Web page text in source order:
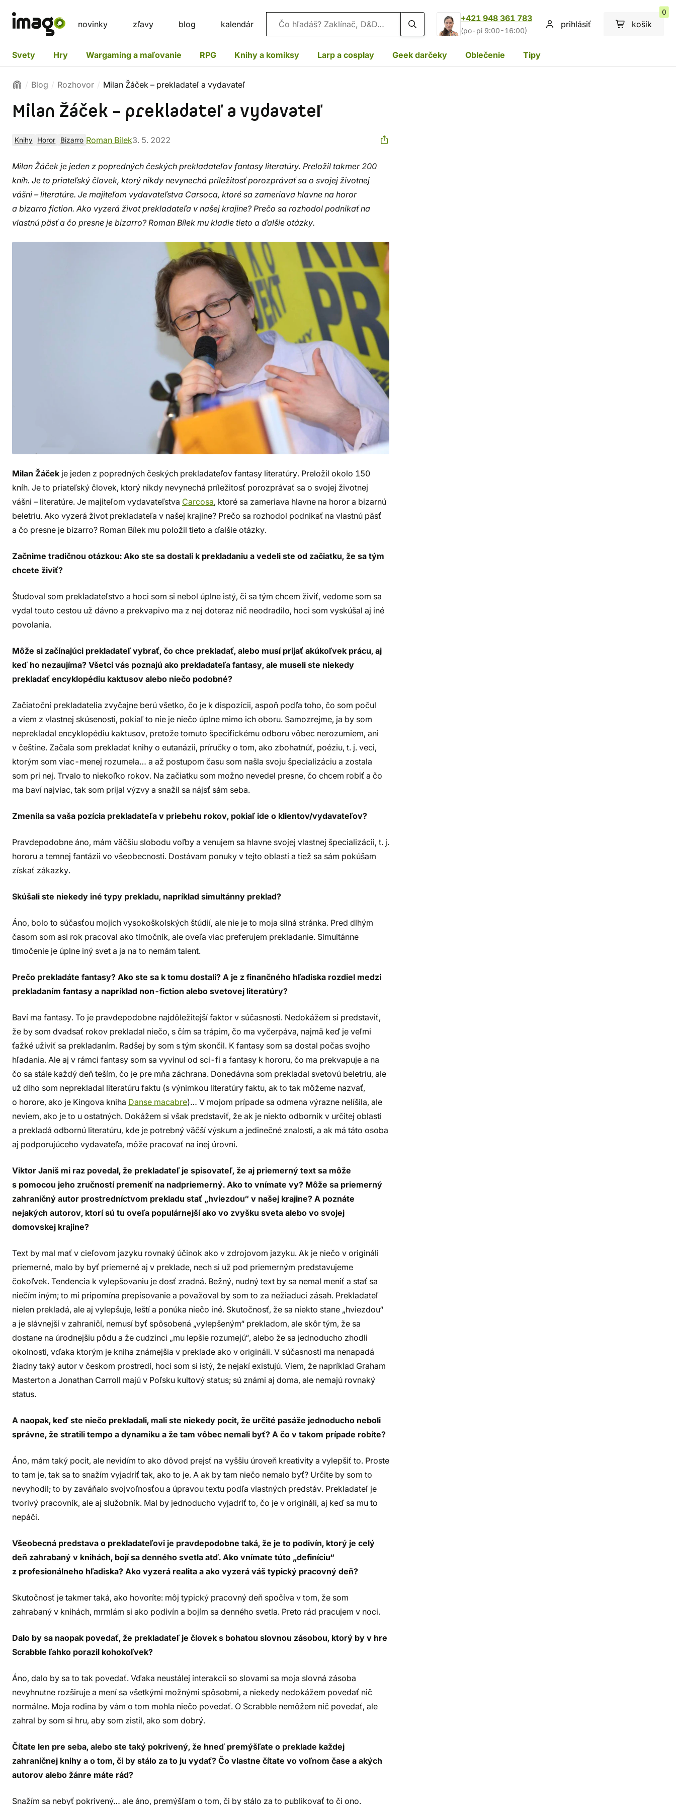
novinky zľavy blog kalendár Vyhľadávanie
+421 948 361 783
(po-pi 9:00-16:00)
prihlásiť košík
0
Svety Hry Wargaming a maľovanie RPG Knihy a komiksy Larp a cosplay Geek darčeky Oblečenie Tipy
Blog Rozhovor Milan Žáček – prekladateľ a vydavateľ
Milan Žáček – prekladateľ a vydavateľ
Knihy Horor Bizarro Roman Bílek3. 5. 2022
Milan Žáček je jeden z popredných českých prekladateľov fantasy literatúry. Preložil takmer 200
kníh. Je to priateľský človek, ktorý nikdy nevynechá príležitosť porozprávať sa o svojej životnej
vášni – literatúre. Je majiteľom vydavateľstva Carsoca, ktoré sa zameriava hlavne na horor
a bizarro fiction. Ako vyzerá život prekladateľa v našej krajine? Prečo sa rozhodol podnikať na
vlastnú päsť a čo presne je bizarro? Roman Bílek mu kladie tieto a ďalšie otázky.
Milan Žáček je jeden z popredných českých prekladateľov fantasy literatúry. Preložil okolo 150
kníh. Je to priateľský človek, ktorý nikdy nevynechá príležitosť porozprávať sa o svojej životnej
vášni – literatúre. Je majiteľom vydavateľstva Carcosa, ktoré sa zameriava hlavne na horor a bizarnú
beletriu. Ako vyzerá život prekladateľa v našej krajine? Prečo sa rozhodol podnikať na vlastnú päsť
a čo presne je bizarro? Roman Bílek mu položil tieto a ďalšie otázky.
Začnime tradičnou otázkou: Ako ste sa dostali k prekladaniu a vedeli ste od začiatku, že sa tým
chcete živiť?
Študoval som prekladateľstvo a hoci som si nebol úplne istý, či sa tým chcem živiť, vedome som sa
vydal touto cestou už dávno a prekvapivo ma z nej doteraz nič neodradilo, hoci som vyskúšal aj iné
povolania.
Môže si začínajúci prekladateľ vybrať, čo chce prekladať, alebo musí prijať akúkoľvek prácu, aj
keď ho nezaujíma? Všetci vás poznajú ako prekladateľa fantasy, ale museli ste niekedy
prekladať encyklopédiu kaktusov alebo niečo podobné?
Začiatoční prekladatelia zvyčajne berú všetko, čo je k dispozícii, aspoň podľa toho, čo som počul
a viem z vlastnej skúsenosti, pokiaľ to nie je niečo úplne mimo ich oboru. Samozrejme, ja by som
neprekladal encyklopédiu kaktusov, pretože tomuto špecifickému odboru vôbec nerozumiem, ani
v češtine. Začala som prekladať knihy o eutanázii, príručky o tom, ako zbohatnúť, poéziu, t. j. veci,
ktorým som viac-menej rozumela… a až postupom času som našla svoju špecializáciu a zostala
som pri nej. Trvalo to niekoľko rokov. Na začiatku som možno nevedel presne, čo chcem robiť a čo
ma baví najviac, tak som prijal výzvy a snažil sa nájsť sám seba.
Zmenila sa vaša pozícia prekladateľa v priebehu rokov, pokiaľ ide o klientov/vydavateľov?
Pravdepodobne áno, mám väčšiu slobodu voľby a venujem sa hlavne svojej vlastnej špecializácii, t. j.
hororu a temnej fantázii vo všeobecnosti. Dostávam ponuky v tejto oblasti a tiež sa sám pokúšam
získať zákazky.
Skúšali ste niekedy iné typy prekladu, napríklad simultánny preklad?
Áno, bolo to súčasťou mojich vysokoškolských štúdií, ale nie je to moja silná stránka. Pred dlhým
časom som asi rok pracoval ako tlmočník, ale oveľa viac preferujem prekladanie. Simultánne
tlmočenie je úplne iný svet a ja na to nemám talent.
Prečo prekladáte fantasy? Ako ste sa k tomu dostali? A je z finančného hľadiska rozdiel medzi
prekladaním fantasy a napríklad non-fiction alebo svetovej literatúry?
Baví ma fantasy. To je pravdepodobne najdôležitejší faktor v súčasnosti. Nedokážem si predstaviť,
že by som dvadsať rokov prekladal niečo, s čím sa trápim, čo ma vyčerpáva, najmä keď je veľmi
ťažké uživiť sa prekladaním. Radšej by som s tým skončil. K fantasy som sa dostal počas svojho
hľadania. Ale aj v rámci fantasy som sa vyvinul od sci-fi a fantasy k hororu, čo ma prekvapuje a na
čo sa stále každý deň teším, čo je pre mňa záchrana. Donedávna som prekladal svetovú beletriu, ale
už dlho som neprekladal literatúru faktu (s výnimkou literatúry faktu, ak to tak môžeme nazvať,
o horore, ako je Kingova kniha Danse macabre)… V mojom prípade sa odmena výrazne nelíšila, ale
neviem, ako je to u ostatných. Dokážem si však predstaviť, že ak je niekto odborník v určitej oblasti
a prekladá odbornú literatúru, kde je potrebný väčší výskum a jedinečné znalosti, a ak má táto osoba
aj podporujúceho vydavateľa, môže pracovať na inej úrovni.
Viktor Janiš mi raz povedal, že prekladateľ je spisovateľ, že aj priemerný text sa môže
s pomocou jeho zručností premeniť na nadpriemerný. Ako to vnímate vy? Môže sa priemerný
zahraničný autor prostredníctvom prekladu stať „hviezdou“ v našej krajine? A poznáte
nejakých autorov, ktorí sú tu oveľa populárnejší ako vo zvyšku sveta alebo vo svojej
domovskej krajine?
Text by mal mať v cieľovom jazyku rovnaký účinok ako v zdrojovom jazyku. Ak je niečo v origináli
priemerné, malo by byť priemerné aj v preklade, nech si už pod priemerným predstavujeme
čokoľvek. Tendencia k vylepšovaniu je dosť zradná. Bežný, nudný text by sa nemal meniť a stať sa
niečím iným; to mi pripomína prepisovanie a považoval by som to za nežiaduci zásah. Prekladateľ
nielen prekladá, ale aj vylepšuje, leští a ponúka niečo iné. Skutočnosť, že sa niekto stane „hviezdou“
a je slávnejší v zahraničí, nemusí byť spôsobená „vylepšeným“ prekladom, ale skôr tým, že sa
dostane na úrodnejšiu pôdu a že cudzinci „mu lepšie rozumejú“, alebo že sa jednoducho zhodli
okolnosti, vďaka ktorým je kniha známejšia v preklade ako v origináli. V súčasnosti ma nenapadá
žiadny taký autor v českom prostredí, hoci som si istý, že nejakí existujú. Viem, že napríklad Graham
Masterton a Jonathan Carroll majú v Poľsku kultový status; sú známi aj doma, ale nemajú rovnaký
status.
A naopak, keď ste niečo prekladali, mali ste niekedy pocit, že určité pasáže jednoducho neboli
správne, že stratili tempo a dynamiku a že tam vôbec nemali byť? A čo v takom prípade robíte?
Áno, mám taký pocit, ale nevidím to ako dôvod prejsť na vyššiu úroveň kreativity a vylepšiť to. Proste
to tam je, tak sa to snažím vyjadriť tak, ako to je. A ak by tam niečo nemalo byť? Určite by som to
nevyhodil; to by zaváňalo svojvoľnosťou a úpravou textu podľa vlastných predstáv. Prekladateľ je
tvorivý pracovník, ale aj služobník. Mal by jednoducho vyjadriť to, čo je v origináli, aj keď sa mu to
nepáči.
Všeobecná predstava o prekladateľovi je pravdepodobne taká, že je to podivín, ktorý je celý
deň zahrabaný v knihách, bojí sa denného svetla atď. Ako vnímate túto „definíciu“
z profesionálneho hľadiska? Ako vyzerá realita a ako vyzerá váš typický pracovný deň?
Skutočnosť je takmer taká, ako hovoríte: môj typický pracovný deň spočíva v tom, že som
zahrabaný v knihách, mrmlám si ako podivín a bojím sa denného svetla. Preto rád pracujem v noci.
Dalo by sa naopak povedať, že prekladateľ je človek s bohatou slovnou zásobou, ktorý by v hre
Scrabble ľahko porazil kohokoľvek?
Áno, dalo by sa to tak povedať. Vďaka neustálej interakcii so slovami sa moja slovná zásoba
nevyhnutne rozširuje a mení sa všetkými možnými spôsobmi, a niekedy nedokážem povedať nič
normálne. Moja rodina by vám o tom mohla niečo povedať. O Scrabble nemôžem nič povedať, ale
zahral by som si hru, aby som zistil, ako som dobrý.
Čítate len pre seba, alebo ste taký pokrivený, že hneď premýšľate o preklade každej
zahraničnej knihy a o tom, či by stálo za to ju vydať? Čo vlastne čítate vo voľnom čase a akých
autorov alebo žánre máte rád?
Snažím sa nebyť pokrivený… ale áno, premýšľam o tom, či by stálo za to publikovať to či ono.